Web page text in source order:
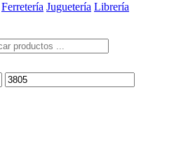
Ferretería Juguetería Librería